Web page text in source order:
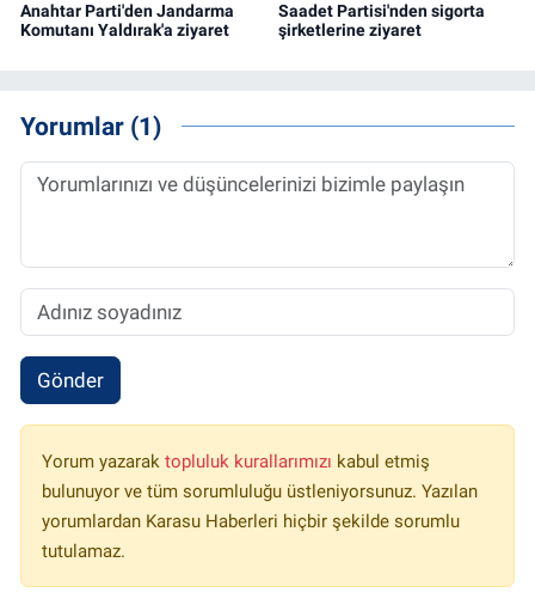
Anahtar Parti'den Jandarma
Komutanı Yaldırak'a ziyaret
Saadet Partisi'nden sigorta
şirketlerine ziyaret
Yorumlar (1)
Gönder
Yorum yazarak topluluk kurallarımızı kabul etmiş
bulunuyor ve tüm sorumluluğu üstleniyorsunuz. Yazılan
yorumlardan Karasu Haberleri hiçbir şekilde sorumlu
tutulamaz.